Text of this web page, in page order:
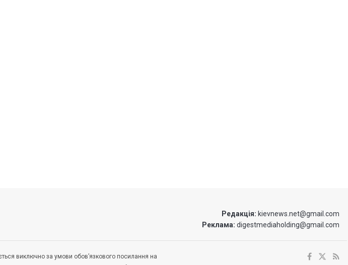
Редакція: kievnews.net@gmail.com
Реклама: digestmediaholding@gmail.com
виключно за умови обов’язкового посилання на